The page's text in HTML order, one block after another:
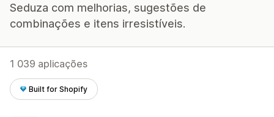
Seduza com melhorias, sugestões de
combinações e itens irresistíveis.
1 039 aplicações
Built for Shopify